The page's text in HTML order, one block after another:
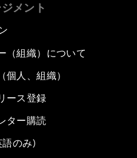
メント
（組織）について
個人、組織）
ース登録
ター購読
のみ)